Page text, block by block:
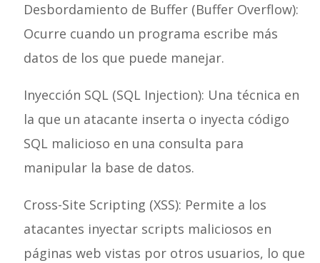
Desbordamiento de Buffer (Buffer Overflow):
Ocurre cuando un programa escribe más
datos de los que puede manejar.
Inyección SQL (SQL Injection): Una técnica en
la que un atacante inserta o inyecta código
SQL malicioso en una consulta para
manipular la base de datos.
Cross-Site Scripting (XSS): Permite a los
atacantes inyectar scripts maliciosos en
páginas web vistas por otros usuarios, lo que